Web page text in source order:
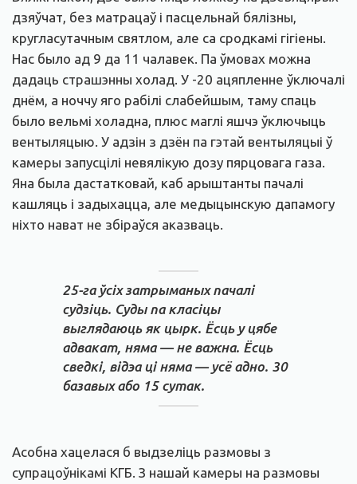
дзяўчат, без матрацаў і пасцельнай бялізны,
кругласутачным святлом, але са сродкамі гігіены.
Нас было ад 9 да 11 чалавек. Па ўмовах можна
дадаць страшэнны холад. У -20 ацяпленне ўключалі
днём, а ноччу яго рабілі слабейшым, таму спаць
было вельмі холадна, плюс маглі яшчэ ўключыць
вентыляцыю. У адзін з дзён па гэтай вентыляцыі ў
камеры запусцілі невялікую дозу пярцовага газа.
Яна была дастатковай, каб арыштанты пачалі
кашляць і задыхацца, але медыцынскую дапамогу
ніхто нават не збіраўся аказваць.
25-га ўсіх затрыманых пачалі
судзіць. Суды па класіцы
выглядаюць як цырк. Ёсць у цябе
адвакат, няма — не важна. Ёсць
сведкі, відэа ці няма — усё адно. 30
базавых або 15 сутак.
Асобна хацелася б выдзеліць размовы з
супрацоўнікамі КГБ. З нашай камеры на размовы